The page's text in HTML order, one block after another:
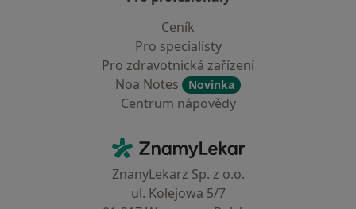
Ceník
Pro specialisty
Pro zdravotnická zařízení
Noa Notes
Novinka
Centrum nápovědy
ZnamyLekar - Hlavní stránka
ZnanyLekarz Sp. z o.o.
ul. Kolejowa 5/7